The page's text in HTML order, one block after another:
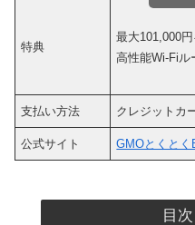
特典
最大101,000
高性能Wi-Fiル
支払い方法 クレジットカ
公式サイト GMOとくとく
目次